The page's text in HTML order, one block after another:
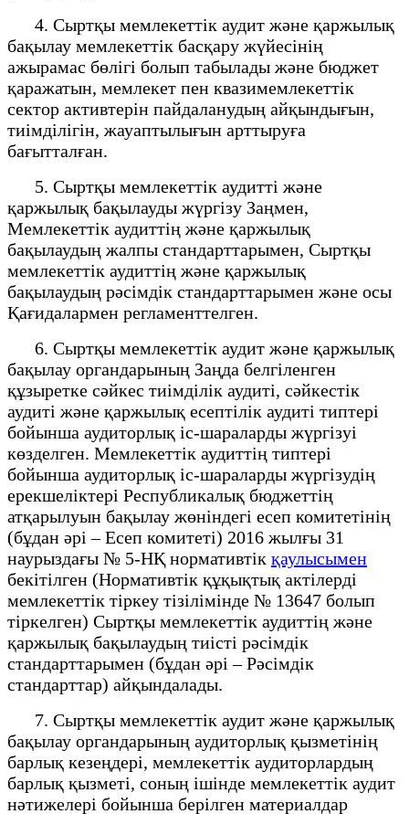
4. Сыртқы мемлекеттік аудит және қаржылық
бақылау мемлекеттік басқару жүйесінің
ажырамас бөлігі болып табылады және бюджет
қаражатын, мемлекет пен квазимемлекеттік
сектор активтерін пайдаланудың айқындығын,
тиімділігін, жауаптылығын арттыруға
бағытталған.
5. Сыртқы мемлекеттік аудитті және
қаржылық бақылауды жүргізу Заңмен,
Мемлекеттік аудиттің және қаржылық
бақылаудың жалпы стандарттарымен, Сыртқы
мемлекеттік аудиттің және қаржылық
бақылаудың рәсімдік стандарттарымен және осы
Қағидалармен регламенттелген.
6. Сыртқы мемлекеттік аудит және қаржылық
бақылау органдарының Заңда белгіленген
құзыретке сәйкес тиімділік аудиті, сәйкестік
аудиті және қаржылық есептілік аудиті типтері
бойынша аудиторлық іс-шараларды жүргізуі
көзделген. Мемлекеттік аудиттің типтері
бойынша аудиторлық іс-шараларды жүргізудің
ерекшеліктері Республикалық бюджеттің
атқарылуын бақылау жөніндегі есеп комитетінің
(бұдан әрі – Есеп комитеті) 2016 жылғы 31
наурыздағы № 5-НҚ нормативтік қаулысымен
бекітілген (Нормативтік құқықтық актілерді
мемлекеттік тіркеу тізілімінде № 13647 болып
тіркелген) Сыртқы мемлекеттік аудиттің және
қаржылық бақылаудың тиісті рәсімдік
стандарттарымен (бұдан әрі – Рәсімдік
стандарттар) айқындалады.
7. Сыртқы мемлекеттік аудит және қаржылық
бақылау органдарының аудиторлық қызметінің
барлық кезеңдері, мемлекеттік аудиторлардың
барлық қызметі, соның ішінде мемлекеттік аудит
нәтижелері бойынша берілген материалдар